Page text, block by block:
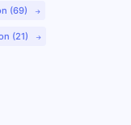
(69)
(21)